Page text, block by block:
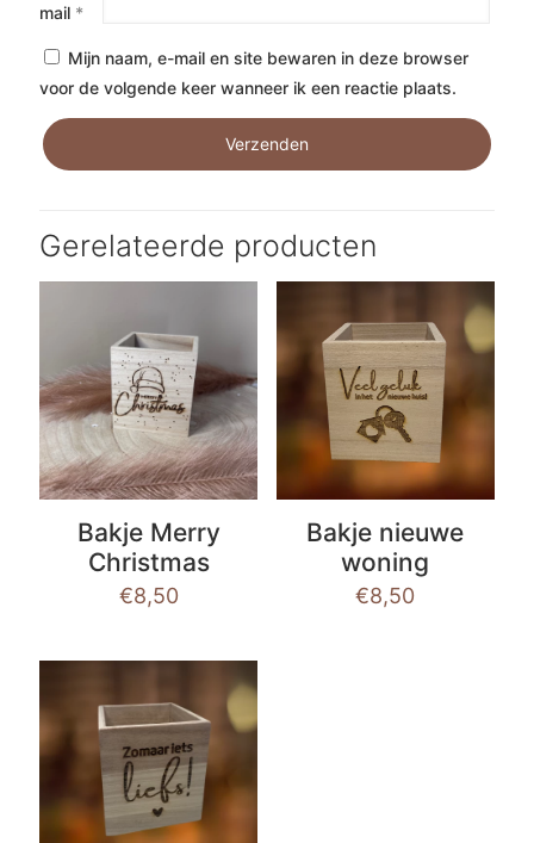
mail *
Mijn naam, e-mail en site bewaren in deze browser
voor de volgende keer wanneer ik een reactie plaats.
Gerelateerde producten
Bakje Merry
Christmas
€8,50
Bakje nieuwe
woning
€8,50